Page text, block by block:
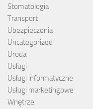
Stomatologia
Transport
Ubezpieczenia
Uncategorized
Uroda
Usługi
Usługi informatyczne
Usługi marketingowe
Wnętrze